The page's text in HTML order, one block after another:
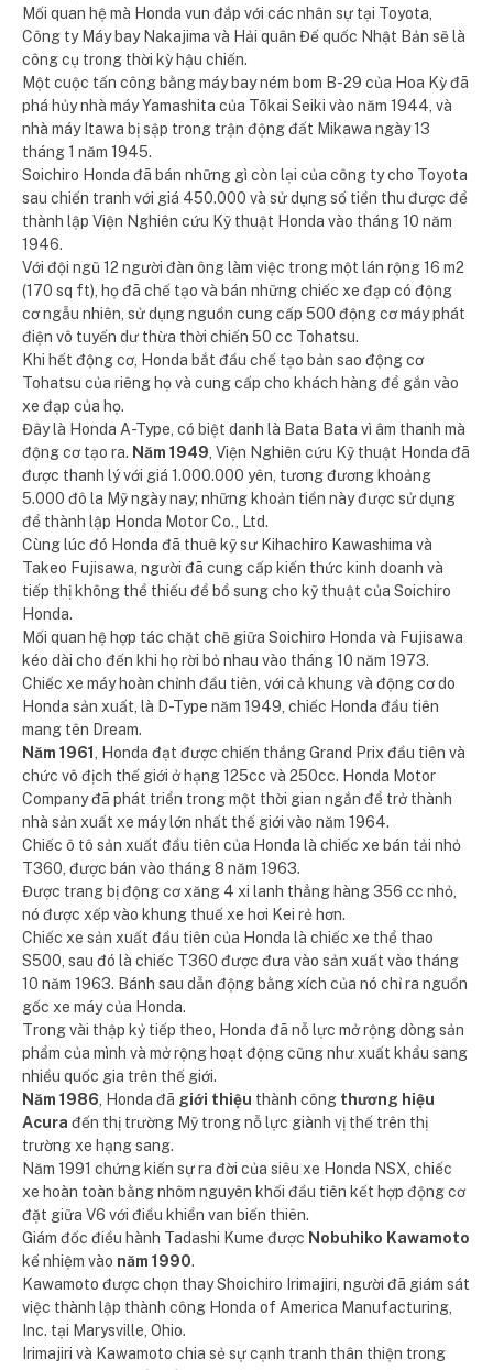
Mối quan hệ mà Honda vun đắp với các nhân sự tại Toyota,
Công ty Máy bay Nakajima và Hải quân Đế quốc Nhật Bản sẽ là
công cụ trong thời kỳ hậu chiến.
Một cuộc tấn công bằng máy bay ném bom B-29 của Hoa Kỳ đã
phá hủy nhà máy Yamashita của Tōkai Seiki vào năm 1944, và
nhà máy Itawa bị sập trong trận động đất Mikawa ngày 13
tháng 1 năm 1945.
Soichiro Honda đã bán những gì còn lại của công ty cho Toyota
sau chiến tranh với giá 450.000 và sử dụng số tiền thu được để
thành lập Viện Nghiên cứu Kỹ thuật Honda vào tháng 10 năm
1946.
Với đội ngũ 12 người đàn ông làm việc trong một lán rộng 16 m2
(170 sq ft), họ đã chế tạo và bán những chiếc xe đạp có động
cơ ngẫu nhiên, sử dụng nguồn cung cấp 500 động cơ máy phát
điện vô tuyến dư thừa thời chiến 50 cc Tohatsu.
Khi hết động cơ, Honda bắt đầu chế tạo bản sao động cơ
Tohatsu của riêng họ và cung cấp cho khách hàng để gắn vào
xe đạp của họ.
Đây là Honda A-Type, có biệt danh là Bata Bata vì âm thanh mà
động cơ tạo ra. Năm 1949 , Viện Nghiên cứu Kỹ thuật Honda đã
được thanh lý với giá 1.000.000 yên, tương đương khoảng
5.000 đô la Mỹ ngày nay; những khoản tiền này được sử dụng
để thành lập Honda Motor Co., Ltd.
Cùng lúc đó Honda đã thuê kỹ sư Kihachiro Kawashima và
Takeo Fujisawa, người đã cung cấp kiến ​​thức kinh doanh và
tiếp thị không thể thiếu để bổ sung cho kỹ thuật của Soichiro
Honda.
Mối quan hệ hợp tác chặt chẽ giữa Soichiro Honda và Fujisawa
kéo dài cho đến khi họ rời bỏ nhau vào tháng 10 năm 1973.
Chiếc xe máy hoàn chỉnh đầu tiên, với cả khung và động cơ do
Honda sản xuất, là D-Type năm 1949, chiếc Honda đầu tiên
mang tên Dream.
Năm 1961
, Honda đạt được chiến thắng Grand Prix đầu tiên và
chức vô địch thế giới ở hạng 125cc và 250cc. Honda Motor
Company đã phát triển trong một thời gian ngắn để trở thành
nhà sản xuất xe máy lớn nhất thế giới vào năm 1964.
Chiếc ô tô sản xuất đầu tiên của Honda là chiếc xe bán tải nhỏ
T360, được bán vào tháng 8 năm 1963.
Được trang bị động cơ xăng 4 xi lanh thẳng hàng 356 cc nhỏ,
nó được xếp vào khung thuế xe hơi Kei rẻ hơn.
Chiếc xe sản xuất đầu tiên của Honda là chiếc xe thể thao
S500, sau đó là chiếc T360 được đưa vào sản xuất vào tháng
10 năm 1963. Bánh sau dẫn động bằng xích của nó chỉ ra nguồn
gốc xe máy của Honda.
Trong vài thập kỷ tiếp theo, Honda đã nỗ lực mở rộng dòng sản
phẩm của mình và mở rộng hoạt động cũng như xuất khẩu sang
nhiều quốc gia trên thế giới.
Năm 1986 , Honda đã giới thiệu thành công thương hiệu
Acura đến thị trường Mỹ trong nỗ lực giành vị thế trên thị
trường xe hạng sang.
Năm 1991 chứng kiến ​​sự ra đời của siêu xe Honda NSX, chiếc
xe hoàn toàn bằng nhôm nguyên khối đầu tiên kết hợp động cơ
đặt giữa V6 với điều khiển van biến thiên.
Giám đốc điều hành Tadashi Kume được Nobuhiko Kawamoto
kế nhiệm vào năm 1990.
Kawamoto được chọn thay Shoichiro Irimajiri, người đã giám sát
việc thành lập thành công Honda of America Manufacturing,
Inc. tại Marysville, Ohio.
Irimajiri và Kawamoto chia sẻ sự cạnh tranh thân thiện trong